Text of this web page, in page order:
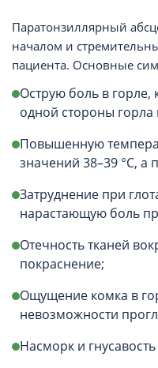
Паратонзиллярный
началом и
пациента. Основные
Острую боль в
одной стороны горла
Повышенную
значений 38–39 °C,
Затруднение при
нарастающую боль
Отечность тканей
покраснение;
Ощущение комка в
невозможности
Насморк и гнусавость